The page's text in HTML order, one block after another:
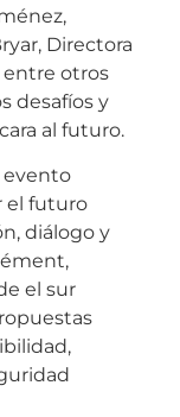
Directora
entre otros
desafíos y
al futuro.
evento
el futuro
diálogo y
el sur